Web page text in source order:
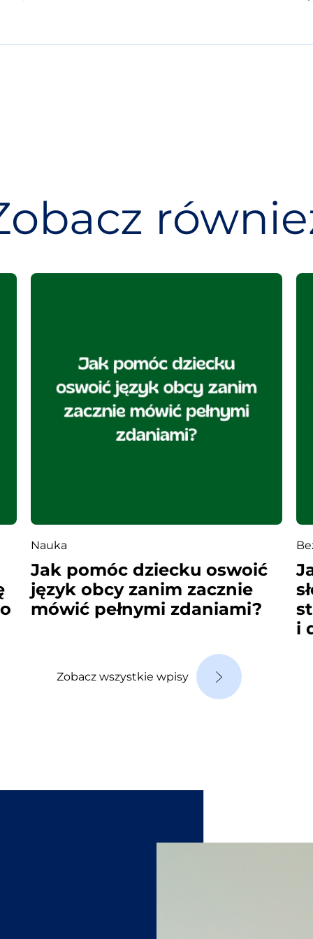
Nauka
Jak pomóc dziecku oswoić
język obcy zanim zacznie
mówić pełnymi zdaniami?
i
Zobacz wszystkie wpisy